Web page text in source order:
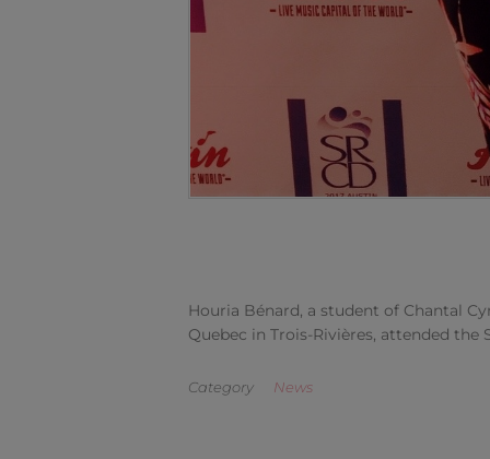
Houria Bénard, a student of Chantal
Quebec in Trois-Rivières, attended the
Category News